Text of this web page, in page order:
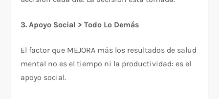
3. Apoyo Social > Todo Lo Demás
El factor que MEJORA más los resultados de salud
mental no es el tiempo ni la productividad: es el
apoyo social.​